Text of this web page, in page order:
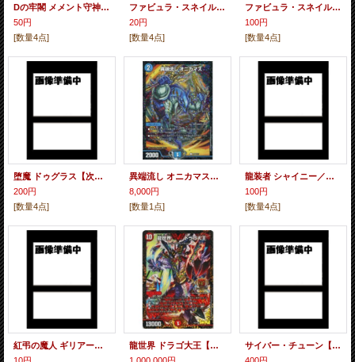
Dの牢閣 メメント守神宮【6th公認チャンピオンシップ位64名贈呈商品】
50円
[数量4点]
ファビュラ・スネイル／ゴルチョップ・トラップ【デュエマフェスパック Vol.6交換景品】
20円
[数量4点]
ファビュラ・スネイル／ゴルチョップ・トラップ【デュエマフェスジャンケン大会優勝】【WINNER版】
100円
[数量4点]
堕魔 ドゥグラス【次世代WHF2017summer 掴め勝利!1戦入魂デュエマ対戦コーナー勝利者賞/デュエマ対戦コーナー及びカブト鬼の虫取りゲーム2回参加｛P35とランダム｝】
200円
[数量4点]
異端流し オニカマス【5th.6thseason公認チャンピオンシップ「2ブロック構築」上位8名贈呈商品】[2018 4/1〜12/31]
8,000円
[数量1点]
龍装者 シャイニー／エッジ・スパーク【デュエマフェスジャンケン大会優勝】
100円
[数量4点]
紅弔の魔人 ギリアール／闘い踊る凶器【デュエマフェス ジャンケン大会優勝】
龍世界 ドラゴ大王【デュエル・マスターズグランプリ7th 上位8名贈呈商品】
サイバー・チューン【デュエル・マスターズグランプリ7th 参加賞】